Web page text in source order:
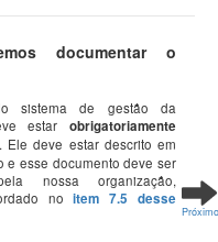
documentar o
sistema de gestão da
estarobrigatoriamente
Ele deve estar descrito em
e esse documento deve ser
nossa organização,
noitem 7.5 desse
Próximo